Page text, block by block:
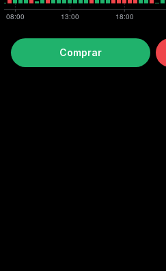
Comprar